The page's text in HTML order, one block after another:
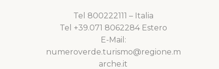
Tel 800222111 – Italia
Tel +39.071 8062284 Estero
E-Mail:
numeroverde.turismo@regione.m
arche.it